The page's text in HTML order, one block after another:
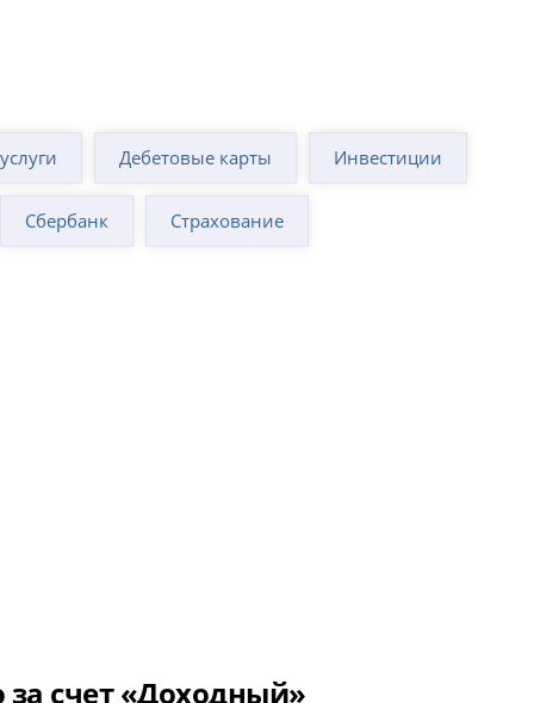
Дебетовые карты Инвестиции
Сбербанк Страхование
за счет «Доходный»